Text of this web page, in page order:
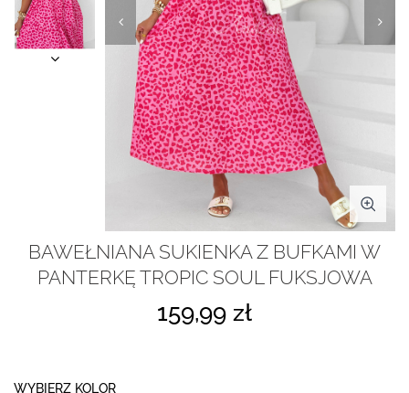
BAWEŁNIANA SUKIENKA Z BUFKAMI W
PANTERKĘ TROPIC SOUL FUKSJOWA
159,99 zł
WYBIERZ KOLOR